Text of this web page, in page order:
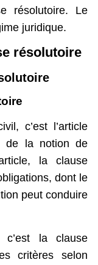
résolutoire. Le
juridique.
résolutoire
c’est l’article
de la notion de
la clause
dont le
peut conduire
la clause
critères selon